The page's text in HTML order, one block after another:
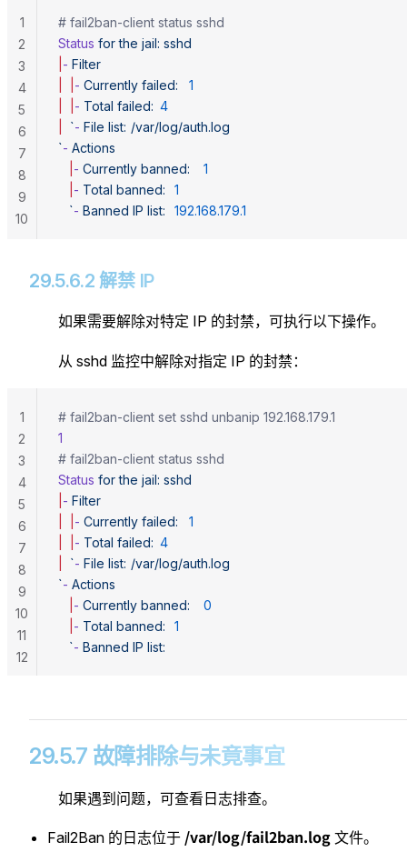
# fail2ban-client status sshd
Status for the jail: sshd
- Filter
- Currently failed:
	1
- Total failed:
	4
  `
-
File list:	/var/log/auth.log
`- Actions
- Currently banned:
	1
- Total banned:
	1
   `
- 192.168.179.1
1
2
3
4
5
6
7
8
9
10
29.5.6.2 解禁 IP
如果需要解除对特定 IP 的封禁，可执行以下操作。
从 sshd 监控中解除对指定 IP 的封禁：
# fail2ban-client set sshd unbanip 192.168.179.1
1
# fail2ban-client status sshd
Status for the jail: sshd
- Filter
- Currently failed:
	1
- Total failed:
	4
  `
-
File list:	/var/log/auth.log
`- Actions
- Currently banned:
	0
- Total banned:
	1
   `
- Banned IP list:
1
2
3
4
5
6
7
8
9
10
11
12
29.5.7 故障排除与未竟事宜
如果遇到问题，可查看日志排查。
Fail2Ban 的日志位于 /var/log/fail2ban.log 文件。